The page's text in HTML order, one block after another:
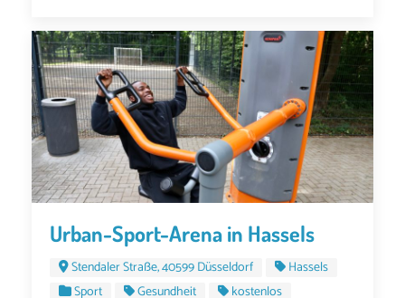
Urban-Sport-Arena in Hassels
Stendaler Straße, 40599 Düsseldorf
Hassels
Sport
Gesundheit kostenlos